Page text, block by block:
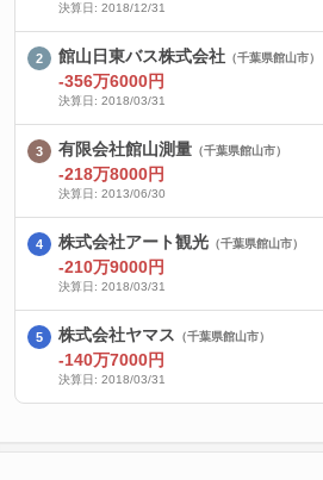
決算日: 2018/12/31
館山日東バス株式会社 （千葉県館山市）
-356万6000円
決算日: 2018/03/31
有限会社館山測量 （千葉県館山市）
-218万8000円
決算日: 2013/06/30
株式会社アート観光 （千葉県館山市）
-210万9000円
決算日: 2018/03/31
株式会社ヤマス （千葉県館山市）
-140万7000円
決算日: 2018/03/31